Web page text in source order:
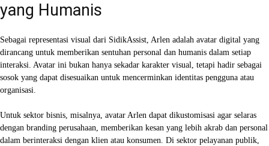
yang Humanis
Sebagai representasi visual dari SidikAssist, Arlen adalah avatar digital yang
dirancang untuk memberikan sentuhan personal dan humanis dalam setiap
interaksi. Avatar ini bukan hanya sekadar karakter visual, tetapi hadir sebagai
sosok yang dapat disesuaikan untuk mencerminkan identitas pengguna atau
organisasi.
Untuk sektor bisnis, misalnya, avatar Arlen dapat dikustomisasi agar selaras
dengan branding perusahaan, memberikan kesan yang lebih akrab dan personal
dalam berinteraksi dengan klien atau konsumen. Di sektor pelayanan publik,